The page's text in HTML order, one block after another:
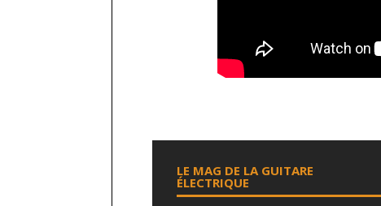
LE MAG DE LA GUITARE
ÉLECTRIQUE